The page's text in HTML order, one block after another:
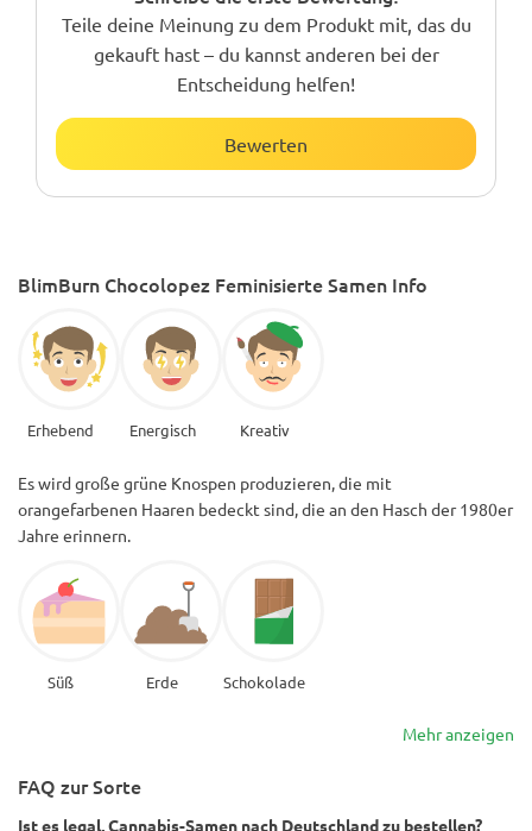
Teile deine Meinung zu dem Produkt mit, das du
gekauft hast – du kannst anderen bei der
Entscheidung helfen!
Bewerten
BlimBurn Chocolopez Feminisierte Samen Info
Erhebend Energisch Kreativ
Es wird große grüne Knospen produzieren, die mit
orangefarbenen Haaren bedeckt sind, die an den Hasch der 1980er
Jahre erinnern.
Süß Erde Schokolade
Mehr anzeigen
FAQ zur Sorte
Ist es legal, Cannabis-Samen nach Deutschland zu bestellen?